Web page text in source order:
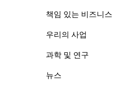
책임 있는 비즈니스
우리의 사업
과학 및 연구
뉴스